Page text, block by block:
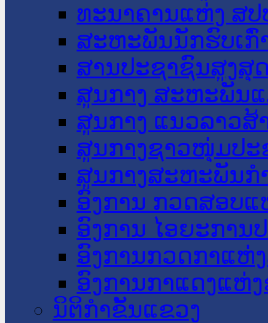
ທະນາຄານແຫ່ງ ສປ
ສະຫະພັນນັກຮົບເກົ່
ສານປະຊາຊົນສູງສຸ
ສູນກາງ ສະຫະພັນ
ສູນກາງ ແນວລາວສ້
ສູນກາງຊາວໜຸ່ມປະ
ສູນກາງສະຫະພັນກ
ອົງການ ກວດສອບແ
ອົງການ ໄອຍະການ
ອົງການກວດກາແຫ່
ອົງການກາແດງແຫ່
ນິຕິກໍາຂັ້ນແຂວງ